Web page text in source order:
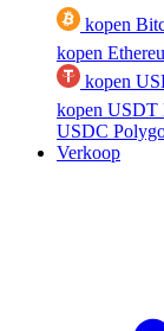
kopen
kopen
kopen
kopen USDT
USDC
Verkoop